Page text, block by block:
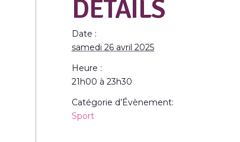
DÉTAILS
Date :
samedi 26 avril 2025
Heure :
21h00 à 23h30
Catégorie d’Évènement:
Sport